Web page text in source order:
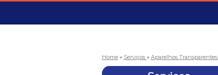
Home » Serviços » Aparelhos Transparentes